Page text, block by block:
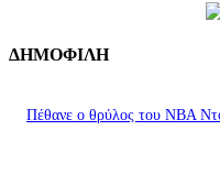
ΔΗΜΟΦΙΛΗ
Πέθανε ο θρύλος του NBA